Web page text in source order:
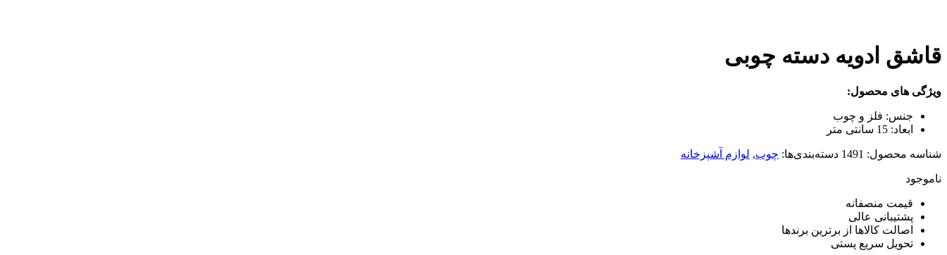
قاشق ادویه دسته چوبی
ویژگی های محصول:
جنس: فلز و چوب
ابعاد: 15 سانتی متر
شناسه محصول: 1491 دسته‌بندی‌ها: چوب, لوازم آشپزخانه
ناموجود
قیمت منصفانه
پشتیبانی عالی
اصالت کالاها از برترین برندها
تحویل سریع پستی